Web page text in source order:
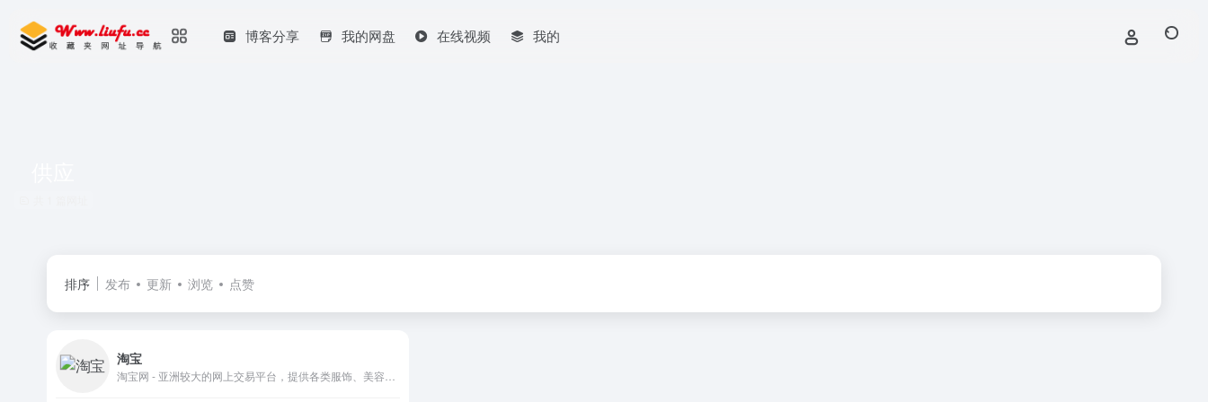
博客分享 我的网盘 在线视频 我的
排序 发布 更新 浏览 点赞
淘宝